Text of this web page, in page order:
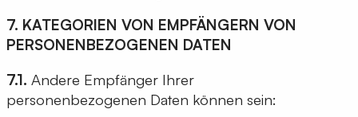
7. KATEGORIEN VON EMPFÄNGERN VON
PERSONENBEZOGENEN DATEN
7.1. Andere Empfänger Ihrer
personenbezogenen Daten können sein: